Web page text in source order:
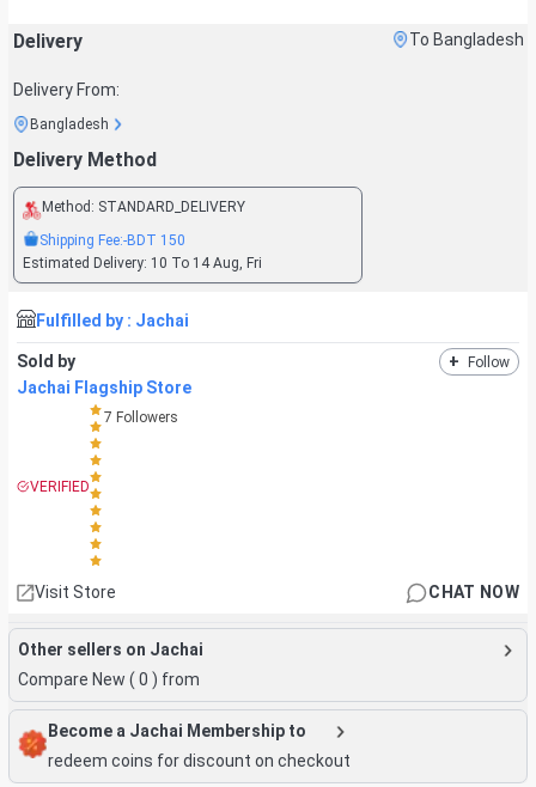
Delivery To Bangladesh
Delivery From:
Bangladesh
Delivery Method
Method: STANDARD_DELIVERY
Shipping Fee:-BDT 150
Estimated Delivery: 10 To 14 Aug, Fri
Fulfilled by : Jachai
Sold by + Follow
Jachai Flagship Store
VERIFIED
7 Followers
Visit Store CHAT NOW
Other sellers on Jachai
Compare New ( 0 ) from
Become a Jachai Membership to
redeem coins for discount on checkout